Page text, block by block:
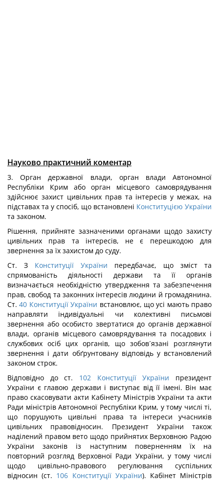
Науково практичний коментар
3. Орган державної влади, орган влади Автономної
Республіки Крим або орган місцевого самоврядування
здійснює захист цивільних прав та інтересів у межах, на
підставах та у спосіб, що встановлені Конституцією України
та законом.
Рішення, прийняте зазначеними органами щодо захисту
цивільних прав та інтересів, не є перешкодою для
звернення за їх захистом до суду.
Ст. З Конституції України передбачає, що зміст та
спрямованість діяльності держави та її органів
визначається необхідністю утвердження та забезпечення
прав, свобод та законних інтересів людини й громадянина.
Ст. 40 Конституції України встановлює, що усі мають право
направляти індивідуальні чи колективні письмові
звернення або особисто звертатися до органів державної
влади, органів місцевого самоврядування та посадових і
службових осіб цих органів, що зобов´язані розглянути
звернення і дати обґрунтовану відповідь у встановлений
законом строк.
Відповідно до ст. 102 Конституції України президент
України є главою держави і виступає від її імені. Він має
право скасовувати акти Кабінету Міністрів України та акти
Ради міністрів Автономної Республіки Крим, у тому числі ті,
що порушують цивільні права та інтереси учасників
цивільних правовідносин. Президент України також
наділений правом вето щодо прийнятих Верховною Радою
України законів із наступним поверненням їх на
повторний розгляд Верховної Ради України, у тому числі
щодо цивільно-правового регулювання суспільних
відносин (ст. 106 Конституції України). Кабінет Міністрів